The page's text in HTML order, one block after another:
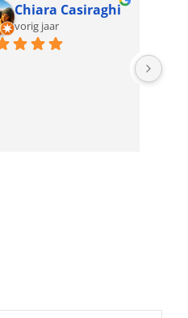
Chiara Casiraghi
vorig jaar